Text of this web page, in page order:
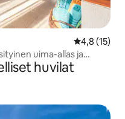
4,8 (15)
uima-allas ja
huvilat